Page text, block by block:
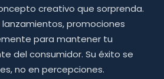
creativo que sorprenda.
promociones
para mantener tu
del consumidor. Su éxito se
no en percepciones.